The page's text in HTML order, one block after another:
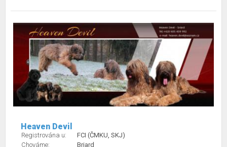
Heaven Devil
Registrována u:
FCI (ČMKU, SKJ)
Chováme:
Briard